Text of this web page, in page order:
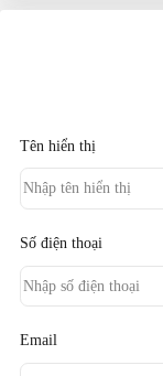
Tên hiển thị
Số điện thoại
Email